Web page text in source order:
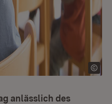
anlässlich des